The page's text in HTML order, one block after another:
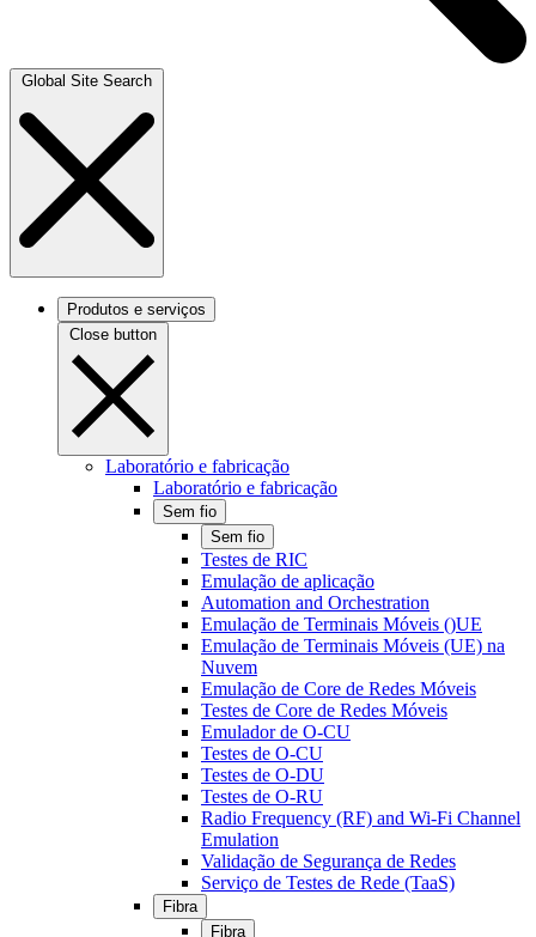
Global Site Search
Produtos e serviços
Close button
Laboratório e fabricação
Laboratório e fabricação
Sem fio
Sem fio
Testes de RIC
Emulação de aplicação
Automation and Orchestration
Emulação de Terminais Móveis ()UE
Emulação de Terminais Móveis (UE) na
Nuvem
Emulação de Core de Redes Móveis
Testes de Core de Redes Móveis
Emulador de O-CU
Testes de O-CU
Testes de O-DU
Testes de O-RU
Radio Frequency (RF) and Wi-Fi Channel
Emulation
Validação de Segurança de Redes
Serviço de Testes de Rede (TaaS)
Fibra
Fibra